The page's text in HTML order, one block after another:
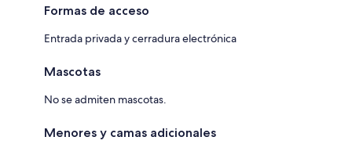
Formas de acceso
Entrada privada y cerradura electrónica
Mascotas
No se admiten mascotas.
Menores y camas adicionales